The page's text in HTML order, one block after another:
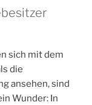
sich mit dem
die
ansehen, sind
Wunder: In